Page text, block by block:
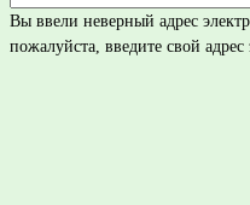
Вы ввели неверный адрес
пожалуйста, введите свой